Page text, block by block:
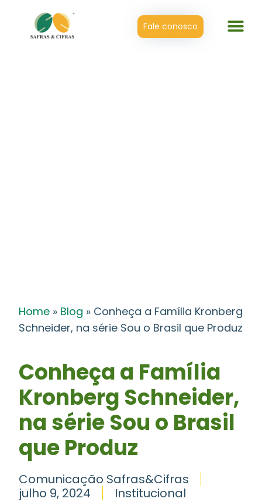
Fale conosco
Home » Blog » Conheça a Família Kronberg
Schneider, na série Sou o Brasil que Produz
Conheça a Família
Kronberg Schneider,
na série Sou o Brasil
que Produz
Comunicação Safras&Cifras
julho 9, 2024
Institucional